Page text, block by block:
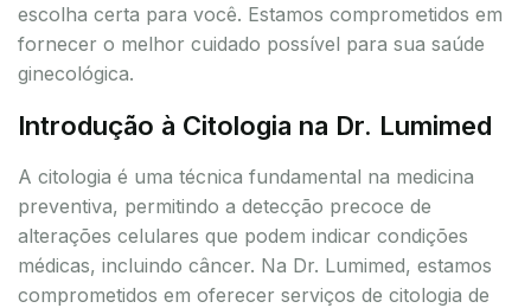
escolha certa para você. Estamos comprometidos em
fornecer o melhor cuidado possível para sua saúde
ginecológica.
Introdução à Citologia na Dr. Lumimed
A citologia é uma técnica fundamental na medicina
preventiva, permitindo a detecção precoce de
alterações celulares que podem indicar condições
médicas, incluindo câncer. Na Dr. Lumimed, estamos
comprometidos em oferecer serviços de citologia de